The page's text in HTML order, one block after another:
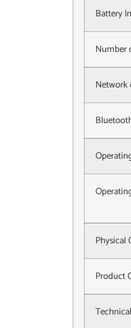
Battery
Number
Network
Physical
Product